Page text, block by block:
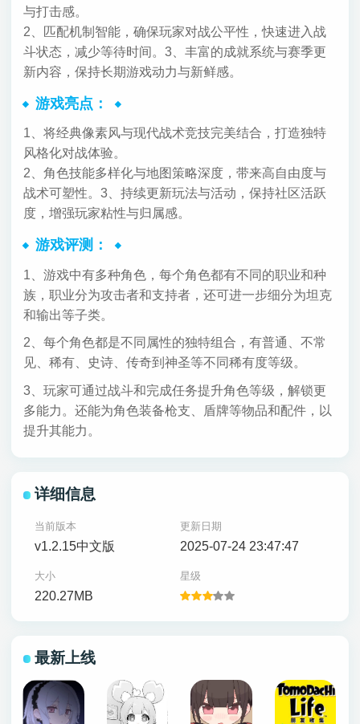
与打击感。
2、匹配机制智能，确保玩家对战公平性，快速进入战
斗状态，减少等待时间。 3、丰富的成就系统与赛季更
新内容，保持长期游戏动力与新鲜感。
游戏亮点：
1、将经典像素风与现代战术竞技完美结合，打造独特
风格化对战体验。
2、角色技能多样化与地图策略深度，带来高自由度与
战术可塑性。 3、持续更新玩法与活动，保持社区活跃
度，增强玩家粘性与归属感。
游戏评测：
1、游戏中有多种角色，每个角色都有不同的职业和种
族，职业分为攻击者和支持者，还可进一步细分为坦克
和输出等子类。
2、每个角色都是不同属性的独特组合，有普通、不常
见、稀有、史诗、传奇到神圣等不同稀有度等级。
3、玩家可通过战斗和完成任务提升角色等级，解锁更
多能力。还能为角色装备枪支、盾牌等物品和配件，以
提升其能力。
详细信息
当前版本
v1.2.15中文版
更新日期
2025-07-24 23:47:47
大小
220.27MB
星级
最新上线